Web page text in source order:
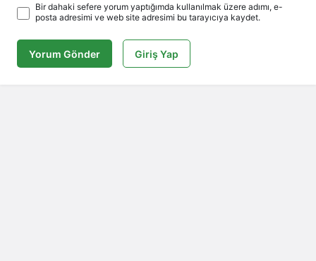
Bir dahaki sefere yorum yaptığımda kullanılmak üzere adımı, e-
posta adresimi ve web site adresimi bu tarayıcıya kaydet.
Yorum Gönder Giriş Yap